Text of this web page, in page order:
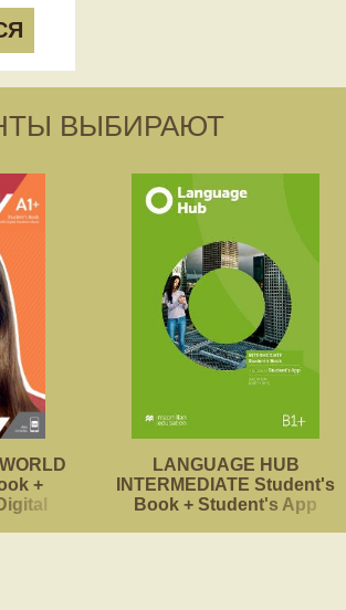
ВЫБИРАЮТ
+
LANGUAGE HUB
INTERMEDIATE Student's
Book + Student's App